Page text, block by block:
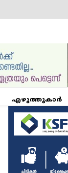
എഴുത്തുകാർ